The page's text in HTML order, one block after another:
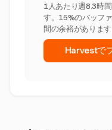
1人あたり週8.3時
す。15%のバッフ
間の余裕があります
Harvestで